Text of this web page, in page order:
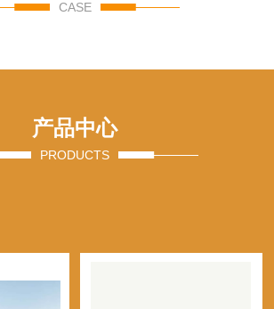
CASE
产品中心
PRODUCTS